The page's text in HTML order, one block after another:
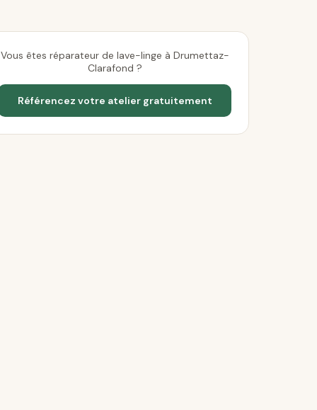
Vous êtes réparateur de lave-linge à Drumettaz-
Clarafond ?
Référencez votre atelier gratuitement